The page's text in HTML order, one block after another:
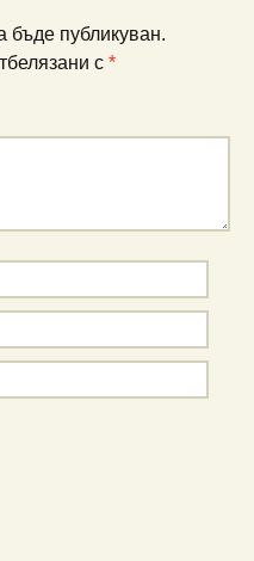
публикуван.
с *